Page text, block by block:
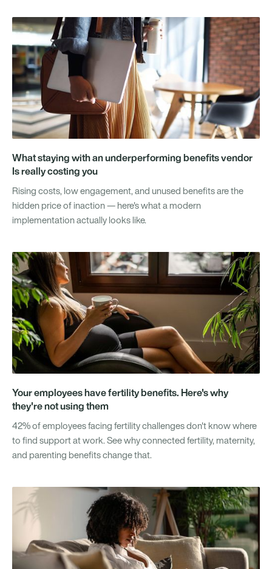
What staying with an underperforming benefits vendor
Is really costing you
Rising costs, low engagement, and unused benefits are the
hidden price of inaction — here's what a modern
implementation actually looks like.
Your employees have fertility benefits. Here's why
they're not using them
42% of employees facing fertility challenges don't know where
to find support at work. See why connected fertility, maternity,
and parenting benefits change that.